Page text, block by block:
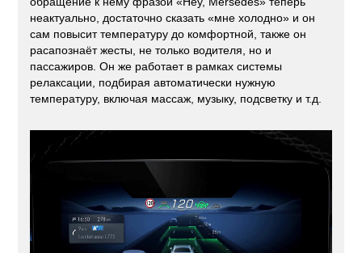
неактуально, достаточно сказать «мне холодно» и он
сам повысит температуру до комфортной, также он
расапознаёт жесты, не только водителя, но и
пассажиров. Он же работает в рамках системы
релаксации, подбирая автоматически нужную
температуру, включая массаж, музыку, подсветку и т.д.